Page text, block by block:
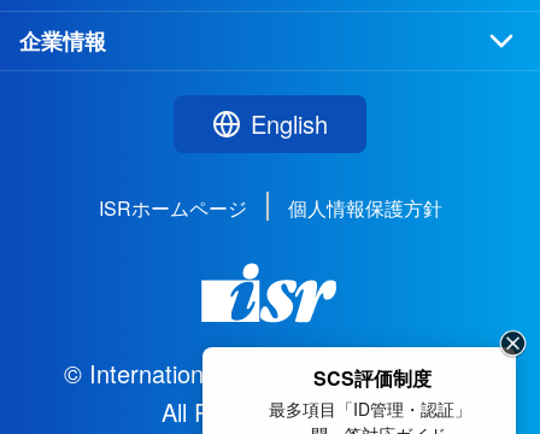
SCS評価制度
最多項目「ID管理・認証」
企業情報
English
ISRホームページ 個人情報保護方針
© International Systems Research Co.
All Rights Reserved.